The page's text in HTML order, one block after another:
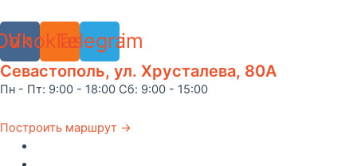
Vk Telegram
Севастополь, ул. Хрусталева, 80А
Пн - Пт: 9:00 - 18:00 Сб: 9:00 - 15:00
Построить маршрут →